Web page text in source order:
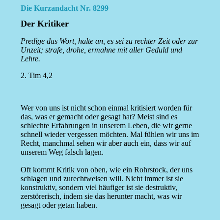
Die Kurzandacht Nr. 8299
Der Kritiker
Predige das Wort, halte an, es sei zu rechter Zeit oder zur
Unzeit; strafe, drohe, ermahne mit aller Geduld und
Lehre.
2. Tim 4,2
Wer von uns ist nicht schon einmal kritisiert worden für
das, was er gemacht oder gesagt hat? Meist sind es
schlechte Erfahrungen in unserem Leben, die wir gerne
schnell wieder vergessen möchten. Mal fühlen wir uns im
Recht, manchmal sehen wir aber auch ein, dass wir auf
unserem Weg falsch lagen.
Oft kommt Kritik von oben, wie ein Rohrstock, der uns
schlagen und zurechtweisen will. Nicht immer ist sie
konstruktiv, sondern viel häufiger ist sie destruktiv,
zerstörerisch, indem sie das herunter macht, was wir
gesagt oder getan haben.